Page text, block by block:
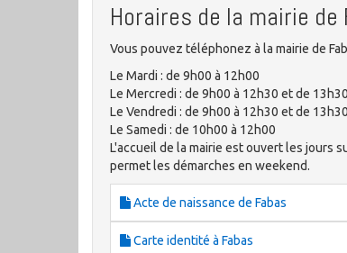
Horaires de la mairie de
Vous pouvez téléphonez à la mairie de
Le Mardi : de 9h00 à 12h00
Le Mercredi : de 9h00 à 12h30 et de
Le Vendredi : de 9h00 à 12h30 et de
Le Samedi : de 10h00 à 12h00
L'accueil de la mairie est ouvert les jours
permet les démarches en weekend.
Acte de naissance de Fabas
Carte identité à Fabas